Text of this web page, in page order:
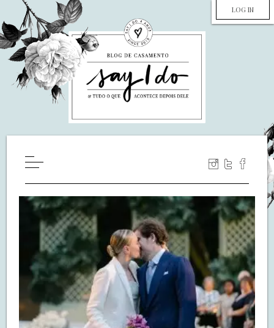
LOG IN
WILL YOU MARRY ME?
LUA DE MEL
COZINHA
DECORAÇÃO
DE NOIVA PRA NOIVA
S.O.S CASADAS
FALE COM O SAY I DO